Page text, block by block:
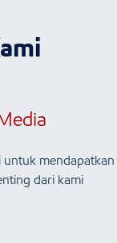
untuk mendapatkan
dari kami